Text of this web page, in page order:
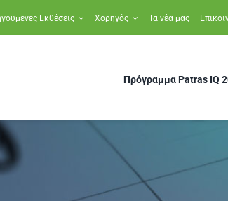
Εκθέσεις Χορηγός Τα νέα μας
Πρόγραμμα Patras IQ